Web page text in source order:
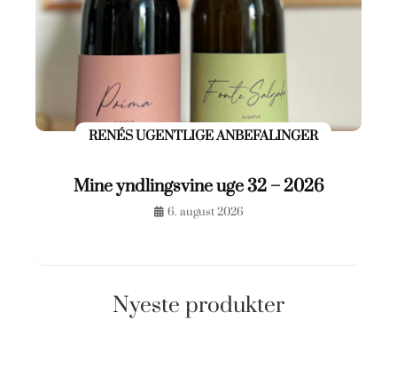
RENÉS UGENTLIGE ANBEFALINGER
Mine yndlingsvine uge 32 – 2026
6. august 2026
Nyeste produkter